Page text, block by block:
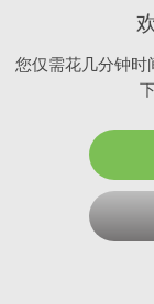
您仅需花几分钟时